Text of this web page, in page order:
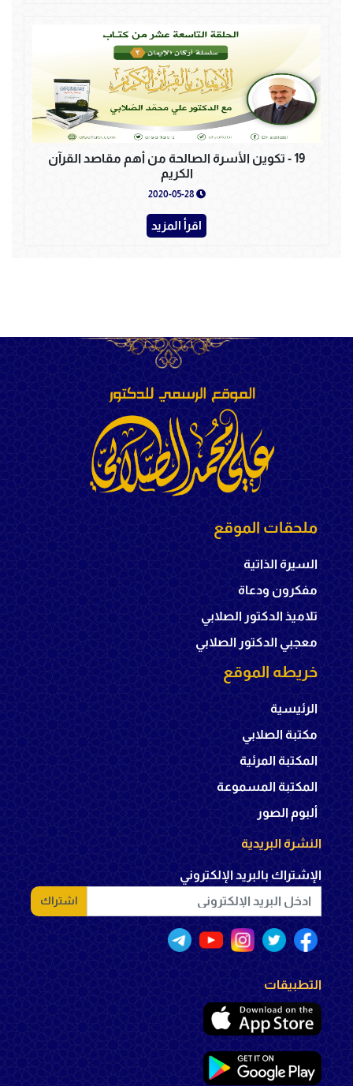
19 - تكوين الأسرة الصالحة من أهم مقاصد القرآن
الكريم
اقرأ المزيد
ملحقات الموقع
السيرة الذاتية
مفكرون ودعاة
تلاميذ الدكتور الصلابي
معجبي الدكتور الصلابي
خريطه الموقع
الرئيسية
مكتبة الصلابي
المكتبة المرئية
المكتبة المسموعة
ألبوم الصور
النشرة البريدية
الإشتراك بالبريد الإلكتروني
اشتراك
التطبيقات